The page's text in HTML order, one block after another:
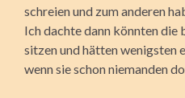
schreien und zum anderen
Ich dachte dann könnten die
sitzen und hätten wenigsten
wenn sie schon niemanden